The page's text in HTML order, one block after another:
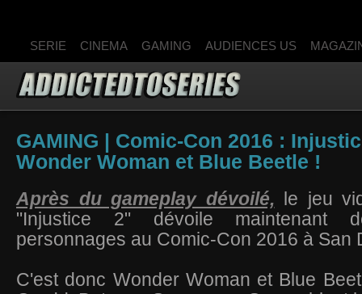
SERIE CINEMA GAMING AUDIENCES US
GAMING | Comic-Con 2016 :
Wonder Woman et Blue Beetle !
Après du gameplay dévoilé, le jeu
"Injustice 2" dévoile maintenant
personnages au Comic-Con 2016 à San
C'est donc Wonder Woman et Blue